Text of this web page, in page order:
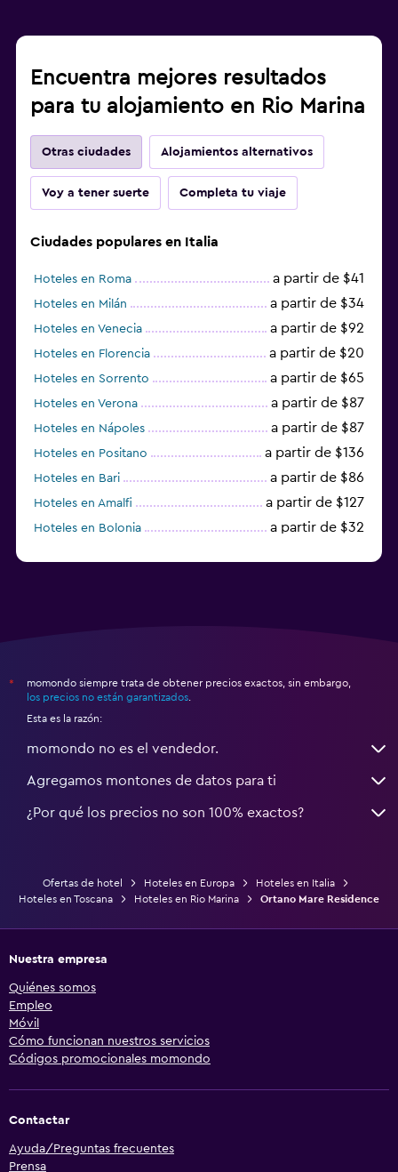
Encuentra mejores resultados
para tu alojamiento en Rio Marina
Otras ciudades Alojamientos alternativos
Voy a tener suerte Completa tu viaje
Ciudades populares en Italia
Hoteles en Roma a partir de $41
Hoteles en Milán a partir de $34
Hoteles en Venecia a partir de $92
Hoteles en Florencia a partir de $20
Hoteles en Sorrento a partir de $65
Hoteles en Verona a partir de $87
Hoteles en Nápoles a partir de $87
Hoteles en Positano a partir de $136
Hoteles en Bari a partir de $86
Hoteles en Amalfi a partir de $127
Hoteles en Bolonia a partir de $32
*
momondo siempre trata de obtener precios exactos, sin embargo,
los precios no están garantizados
Esta es la razón:
momondo no es el vendedor.
Agregamos montones de datos para ti
¿Por qué los precios no son 100% exactos?
Ofertas de hotel Hoteles en Europa
Hoteles en Italia
Hoteles en Toscana
Hoteles en Rio Marina Ortano Mare Residence
Nuestra empresa
Quiénes somos
Empleo
Móvil
Cómo funcionan nuestros servicios
Códigos promocionales momondo
Contactar
Ayuda/Preguntas frecuentes
Prensa